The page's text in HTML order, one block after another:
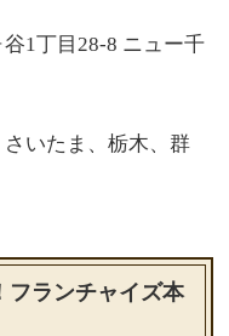
1丁目28-8 ニュー千
いたま、栃木、群
フランチャイズ本